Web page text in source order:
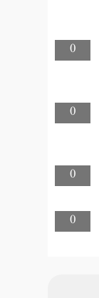
0
0
0
0